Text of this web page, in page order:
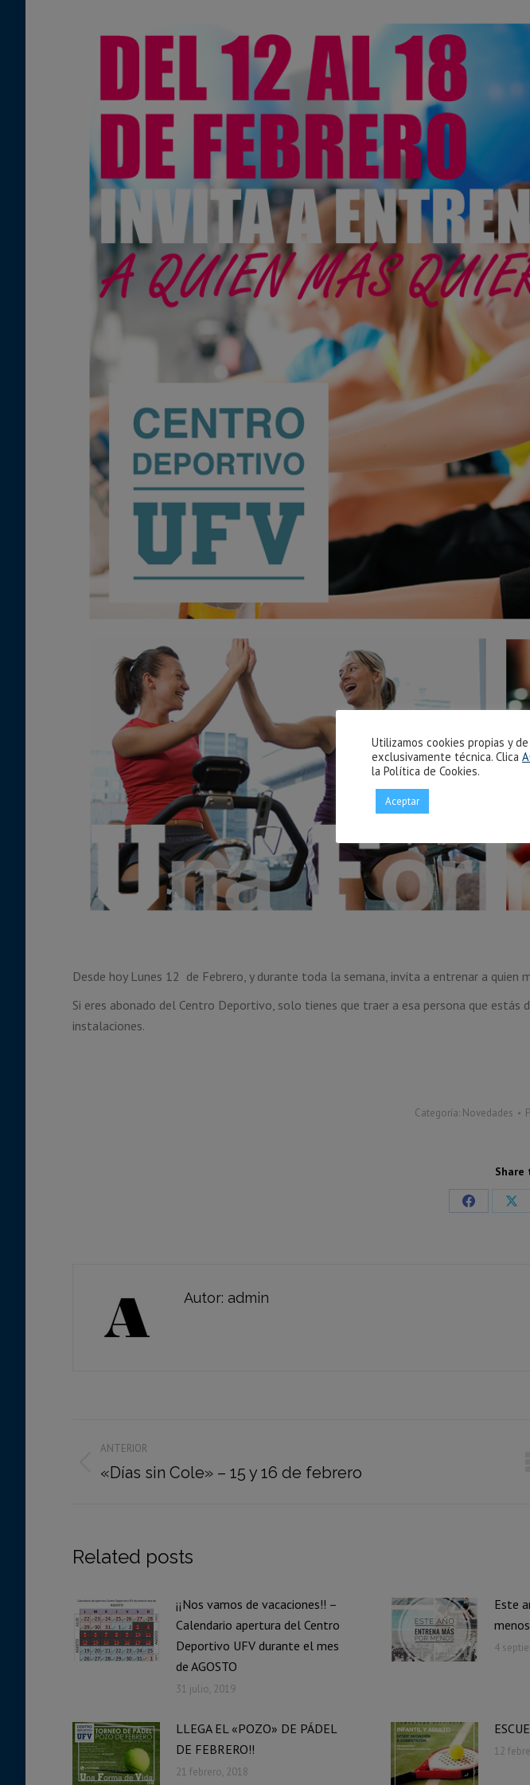
Desde hoy Lunes 12 de Febrero, y durante toda la semana, invita a entrenar a
Si eres abonado del Centro Deportivo, solo tienes que traer a esa persona que
instalaciones.
Categoría: Novedades
Share
Autor: admin
entre
ANTERIOR
Publicación
«Días sin Cole» – 15 y 16 de febrero
Related posts
¡¡Nos vamos de vacaciones!! –
Calendario apertura del Centro
Deportivo UFV durante el mes
de AGOSTO
31 julio, 2019
Este
menos
4
LLEGA EL «POZO» DE PÁDEL
DE FEBRERO!!
21 febrero, 2018
12
Utilizamos cookies propias y
exclusivamente técnica. Clica
la Política de Cookies.
Aceptar